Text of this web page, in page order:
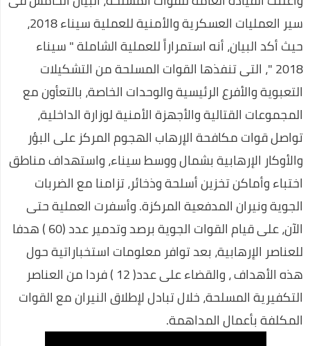
مراحل علاج إدمان الكحول
احسن برامج الكمبيوتر 2020
التداول عن طريق الانترنت
فوائد السمسم المدهشة (أكثر من 10 فوائد رائعة)
طريقة عمل الفطير المشلتت مثل المخابز
عـــــــــاجل:مفاجئة من العيار الثقيل..مصادر استخباراتية تكشف عن
أسرار انسحاب العواضي من ردمان.."لن تصدق..؟
اعرف أكثر عن أكواد معرفة رصيد اتصالات 2020
احسن ألعاب الفيديو في العالم
عروض رمضان 🌙 أحلى فى البيت متوافرة فى كل فروع كارفور
وأونلاين 2020
تعلم اللغة الإنجليزية بسهولة في 10 ايام
برنامج تنزيل الفيديو من الفيسبوك
سير العمليات العسكرية والأمنية للعملية سيناء 2018،
حيث أكد البيان، أنه استمراراً للعملية الشاملة " سيناء
2018 "، التى تنفذها القوات المسلحة من التشكيلات
التعبوية والأفرع الرئيسية والوحدات الخاصة، بالتعأون مع
المجموعات القتالية والأجهزة الأمنية لوزارة الداخلية،
تواصل قوات مكافحة الإرهاب الهجوم المركز على البؤر
والأوكار الإرهابية بشمال ووسط سيناء، واستهداف مناطق
اختباء وأماكن تخزين أسلحة وذخائر، تزامنا مع الضربات
الجوية ونيران المدفعية المركزة. وأسفرت العملية حتى
الآن، على قيام القوات الجوية برصد وتدمير عدد (60 ) هدفا
للعناصر الإرهابية، بعد توافر معلومات استخباراتية حول
هذه الأهداف ، والقضاء على عدد( 12 ) فردا من العناصر
التكفيرية المسلحة، خلال تبادل لإطلاق النيران مع القوات
المكلفة بأعمال المداهمة.